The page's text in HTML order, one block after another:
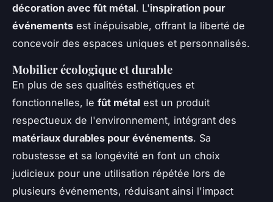
décoration avec fût métal. L'inspiration pour
événements est inépuisable, offrant la liberté de
concevoir des espaces uniques et personnalisés.
Mobilier écologique et durable
En plus de ses qualités esthétiques et
fonctionnelles, le fût métal est un produit
respectueux de l'environnement, intégrant des
matériaux durables pour événements. Sa
robustesse et sa longévité en font un choix
judicieux pour une utilisation répétée lors de
plusieurs événements, réduisant ainsi l'impact